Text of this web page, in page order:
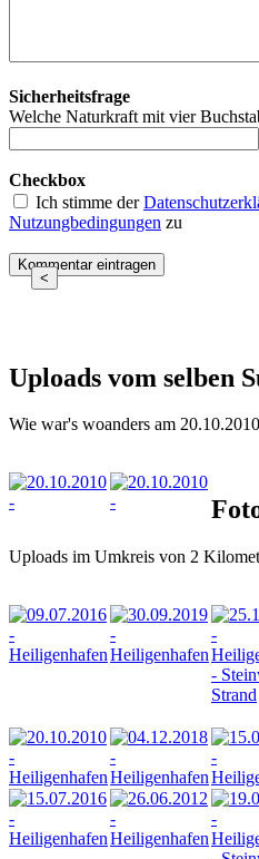
Sicherheitsfrage
Welche Naturkraft mit vier
Checkbox
Ich stimme der
Nutzungbedingungen zu
<
Uploads vom selben
Wie war's woanders am
Uploads im Umkreis von 2